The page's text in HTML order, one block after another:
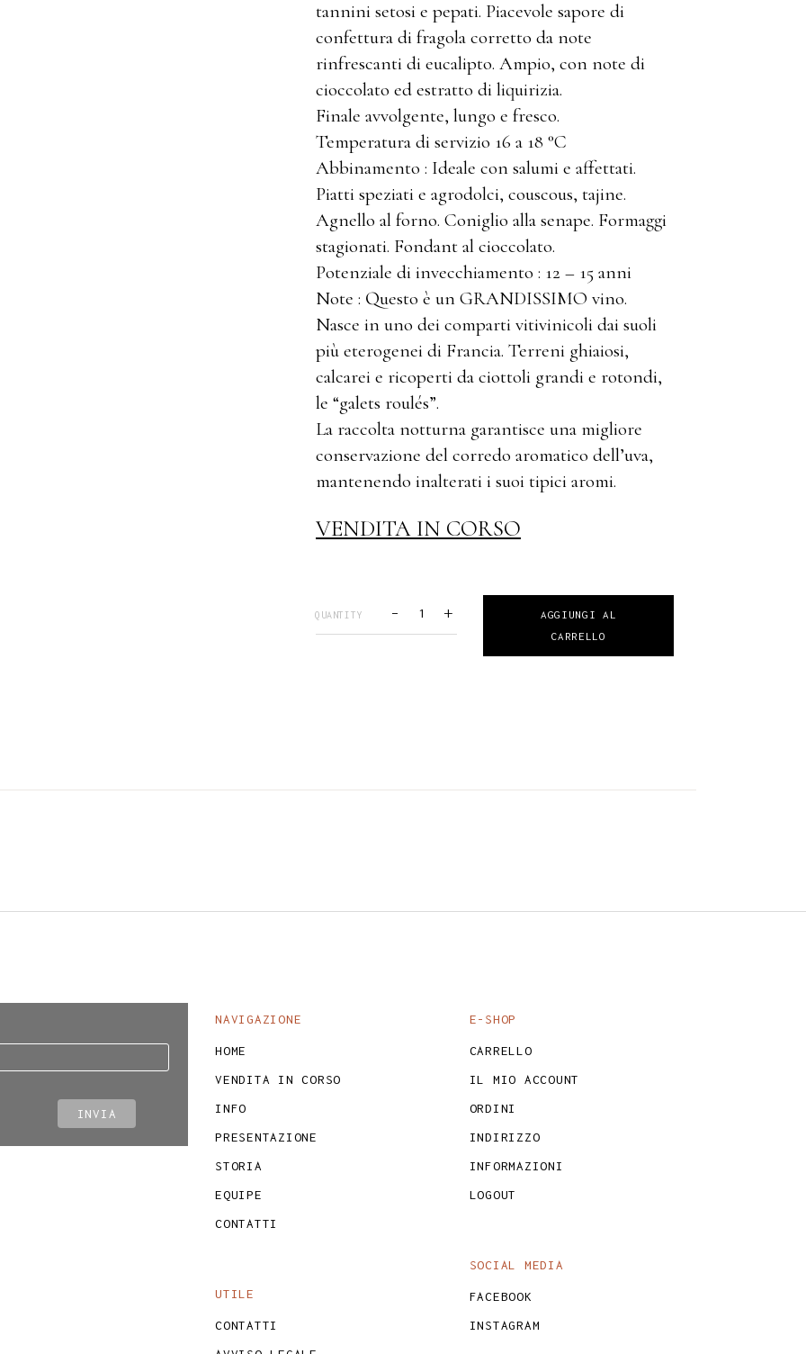
tannini setosi e pepati. Piacevole sapore di
confettura di fragola corretto da note
rinfrescanti di eucalipto. Ampio, con note di
cioccolato ed estratto di liquirizia.
Finale avvolgente, lungo e fresco.
Temperatura di servizio 16 a 18 °C
Abbinamento : Ideale con salumi e affettati.
Piatti speziati e agrodolci, couscous, tajine.
Agnello al forno. Coniglio alla senape. Formaggi
stagionati. Fondant al cioccolato.
Potenziale di invecchiamento : 12 – 15 anni
Note : Questo è un GRANDISSIMO vino.
Nasce in uno dei comparti vitivinicoli dai suoli
più eterogenei di Francia. Terreni ghiaiosi,
calcarei e ricoperti da ciottoli grandi e rotondi,
le “galets roulés”.
La raccolta notturna garantisce una migliore
conservazione del corredo aromatico dell’uva,
mantenendo inalterati i suoi tipici aromi.
VENDITA IN CORSO
QUANTITY - +
AGGIUNGI AL
CARRELLO
NAVIGAZIONE
HOME
VENDITA IN CORSO
INFO
PRESENTAZIONE
STORIA
EQUIPE
CONTATTI
UTILE
CONTATTI
E-SHOP
CARRELLO
IL MIO ACCOUNT
ORDINI
INDIRIZZO
INFORMAZIONI
LOGOUT
SOCIAL MEDIA
FACEBOOK
INSTAGRAM